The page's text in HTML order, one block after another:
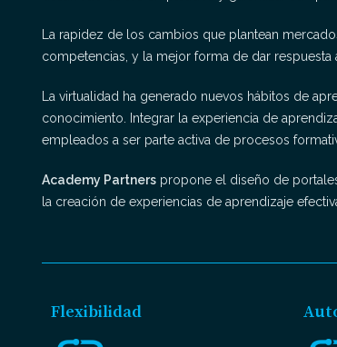
La rapidez de los cambios que plantean
competencias, y la mejor forma de dar respuesta
La virtualidad ha generado nuevos hábitos de
conocimiento. Integrar la experiencia de
empleados a ser parte activa de procesos
Academy Partners propone el diseño de
la creación de experiencias de aprendizaje
Flexibilidad